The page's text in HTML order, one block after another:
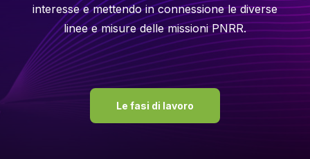
interesse e mettendo in connessione le diverse
linee e misure delle missioni PNRR.
Le fasi di lavoro